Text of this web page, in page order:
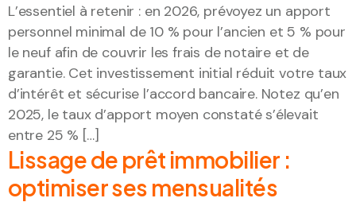
L’essentiel à retenir : en 2026, prévoyez un apport
personnel minimal de 10 % pour l’ancien et 5 % pour
le neuf afin de couvrir les frais de notaire et de
garantie. Cet investissement initial réduit votre taux
d’intérêt et sécurise l’accord bancaire. Notez qu’en
2025, le taux d’apport moyen constaté s’élevait
entre 25 % […]
Lissage de prêt immobilier :
optimiser ses mensualités